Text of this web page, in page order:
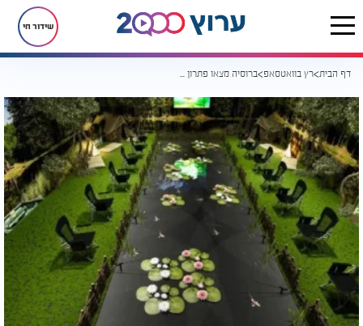
שידור חי
דף הבית רץ בוואטסאפ ברוסיה מצאו פתרון לגברים בקניון: במקום לחכות מחוץ לחנויות, ילכו לדוג